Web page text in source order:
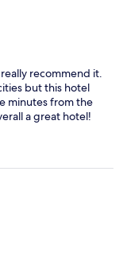
recommend it.
but this hotel
minutes from the
a great hotel!